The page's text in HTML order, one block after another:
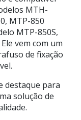
MTH-
MTP-850
MTP-850S,
vem com um
de fixação
destaque para
solução de